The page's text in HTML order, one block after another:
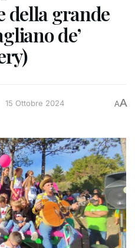
della grande
de’
15 Ottobre 2024 AA